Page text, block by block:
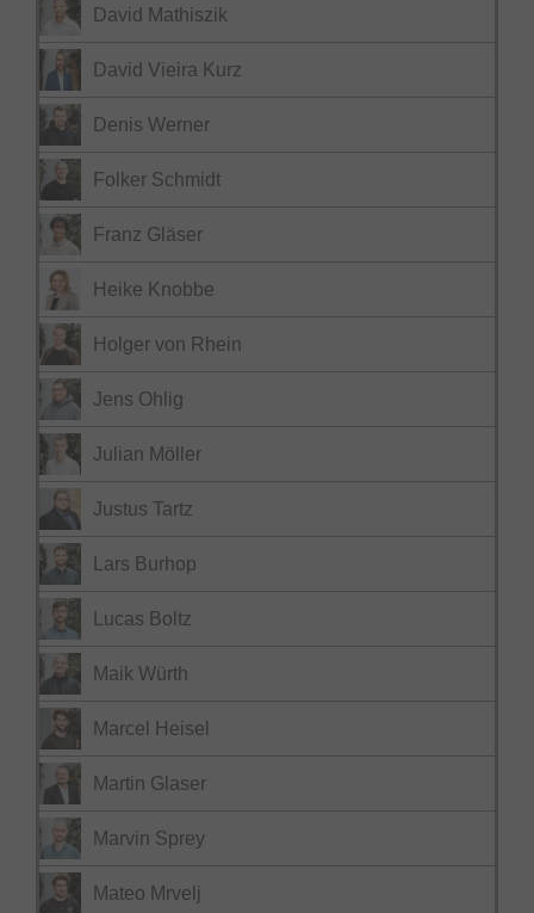
David Mathiszik
David Vieira Kurz
Denis Werner
Folker Schmidt
Franz Gläser
Heike Knobbe
Holger von Rhein
Jens Ohlig
Julian Möller
Justus Tartz
Lars Burhop
Lucas Boltz
Maik Würth
Marcel Heisel
Martin Glaser
Marvin Sprey
Mateo Mrvelj